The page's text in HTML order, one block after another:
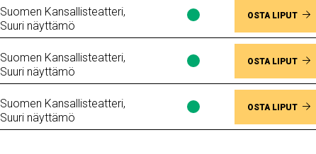
vapaana
Suomen Kansallisteatteri,
Suuri näyttämö
Lippujen
saatavuus
vapaana
OSTA LIPUT
Suomen Kansallisteatteri,
Suuri näyttämö
Lippujen
saatavuus
vapaana
OSTA LIPUT
Suomen Kansallisteatteri,
Suuri näyttämö
Lippujen
saatavuus
OSTA LIPUT